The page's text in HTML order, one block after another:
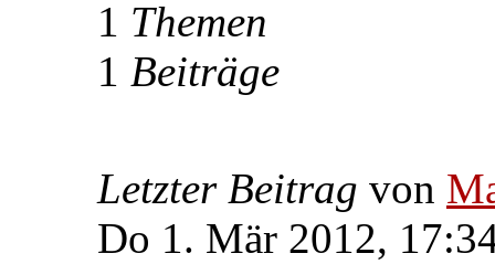
1 Themen
1 Beiträge
Letzter Beitrag von
Do 1. Mär 2012,